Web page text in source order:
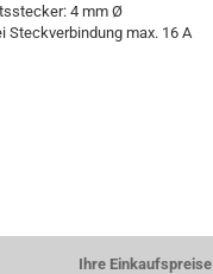
4 mm Ø
Steckverbindung max. 16 A
Ihre Einkaufspreise